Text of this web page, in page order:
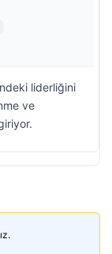
liderliğini
ve